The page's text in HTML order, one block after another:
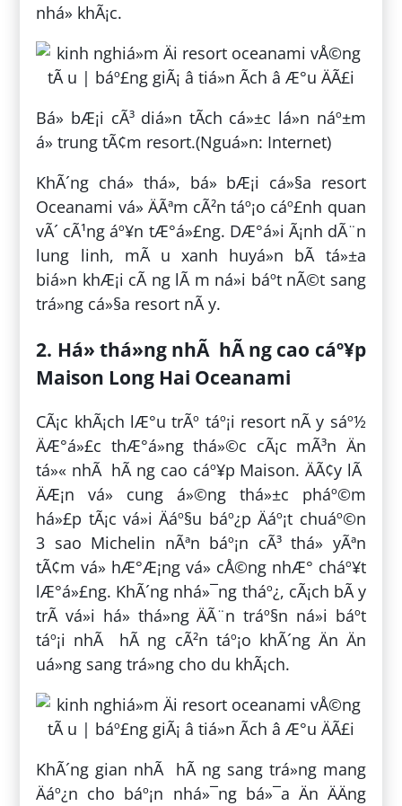
nhá» khÃ¡c.
Bá» bÆ¡i cÃ³ diá»n tÃ­ch cá»±c lá»n náº±m
á» trung tÃ¢m resort.(Nguá»n: Internet)
KhÃ´ng chá» thá», bá» bÆ¡i cá»§a resort
Oceanami vá» ÄÃªm cÃ²n táº¡o cáº£nh quan
vÃ´ cÃ¹ng áº¥n tÆ°á»£ng. DÆ°á»i Ã¡nh dÃ¨n
lung linh, mÃ u xanh huyá»n bÃ­ tá»±a
biá»n khÆ¡i cÃ ng lÃ m ná»i báº­t nÃ©t sang
trá»ng cá»§a resort nÃ y.
2. Há» thá»ng nhÃ hÃ ng cao cáº¥p
Maison Long Hai Oceanami
CÃ¡c khÃ¡ch lÆ°u trÃº táº¡i resort nÃ y sáº½
ÄÆ°á»£c thÆ°á»ng thá»©c cÃ¡c mÃ³n Än
tá»« nhÃ hÃ ng cao cáº¥p Maison. ÄÃ¢y lÃ
ÄÆ¡n vá» cung á»©ng thá»±c pháº©m
há»£p tÃ¡c vá»i Äáº§u báº¿p Äáº¡t chuáº©n
3 sao Michelin nÃªn báº¡n cÃ³ thá» yÃªn
tÃ¢m vá» hÆ°Æ¡ng vá» cÅ©ng nhÆ° cháº¥t
lÆ°á»£ng. KhÃ´ng nhá»¯ng tháº¿, cÃ¡ch bÃ y
trÃ­ vá»i há» thá»ng ÄÃ¨n tráº§n ná»i báº­t
táº¡i nhÃ hÃ ng cÃ²n táº¡o khÃ´ng Än Än
uá»ng sang trá»ng cho du khÃ¡ch.
KhÃ´ng gian nhÃ hÃ ng sang trá»ng mang
Äáº¿n cho báº¡n nhá»¯ng bá»¯a Än ÄÄng